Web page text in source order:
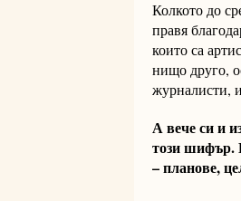
Колкото до
правя
които са
нищо друго,
журналисти,
А вече си и
този шифър.
– планове,